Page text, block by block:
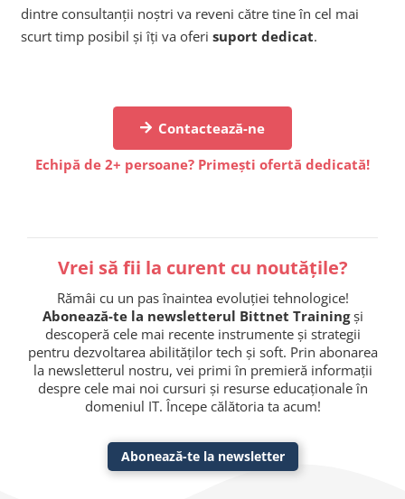
dintre consultanții noștri va reveni către tine în cel mai
scurt timp posibil și îți va oferi suport dedicat.
Contactează-ne
Echipă de 2+ persoane? Primești ofertă dedicată!
Vrei să fii la curent cu noutățile?
Rămâi cu un pas înaintea evoluției tehnologice!
Abonează-te la newsletterul Bittnet Trainingși
descoperă cele mai recente instrumente și strategii
pentru dezvoltarea abilităților tech și soft. Prin abonarea
la newsletterul nostru, vei primi în premieră informații
despre cele mai noi cursuri și resurse educaționale în
domeniul IT. Începe călătoria ta acum!
Abonează-te la newsletter